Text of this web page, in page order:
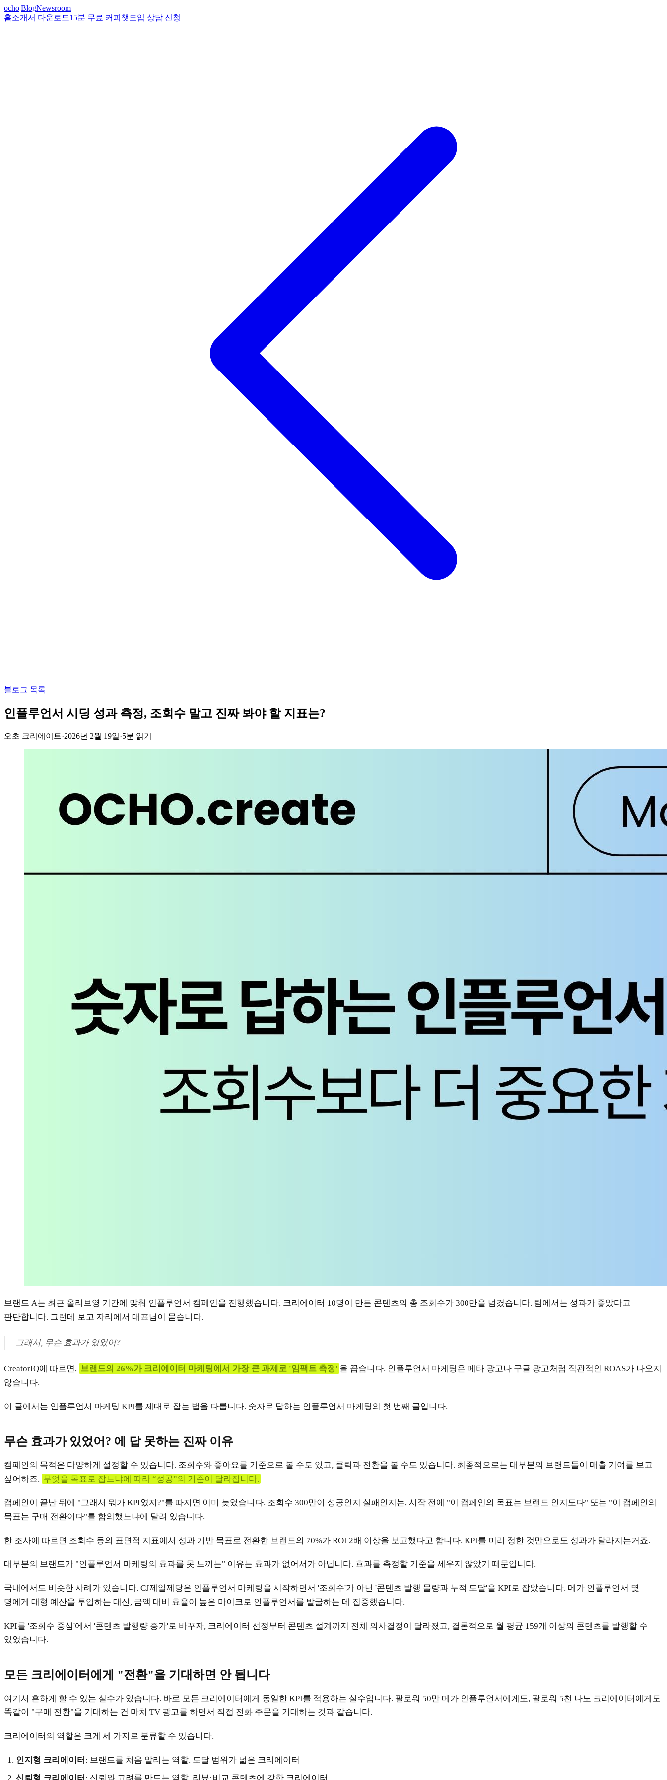
ocho|BlogNewsroom
홈소개서 다운로드15분 무료 커피챗 도입 상담 신청
블로그 목록
인플루언서 시딩 성과 측정, 조회수 말고 진짜 봐야 할 지표는?
오초 크리에이트·2026년 2월 19일·5분 읽기
브랜드 A는 최근 올리브영 기간에 맞춰 인플루언서 캠페인을 진행했습니다. 크리에이터 10명이 만든 콘텐츠의 총 조회수가 300만을 넘겼습니다. 팀에서는 성과가 좋았다고
판단합니다. 그런데 보고 자리에서 대표님이 묻습니다.
그래서, 무슨 효과가 있었어?
CreatorIQ에 따르면, 브랜드의 26%가 크리에이터 마케팅에서 가장 큰 과제로 '임팩트 측정' 을 꼽습니다. 인플루언서 마케팅은 메타 광고나 구글 광고처럼 직관적인 ROAS가 나오지
않습니다.
이 글에서는 인플루언서 마케팅 KPI를 제대로 잡는 법을 다룹니다. 숫자로 답하는 인플루언서 마케팅의 첫 번째 글입니다.
무슨 효과가 있었어? 에 답 못하는 진짜 이유
캠페인의 목적은 다양하게 설정할 수 있습니다. 조회수와 좋아요를 기준으로 볼 수도 있고, 클릭과 전환을 볼 수도 있습니다. 최종적으로는 대부분의 브랜드들이 매출 기여를 보고
싶어하죠. 무엇을 목표로 잡느냐에 따라 “성공”의 기준이 달라집니다.
캠페인이 끝난 뒤에 "그래서 뭐가 KPI였지?"를 따지면 이미 늦었습니다. 조회수 300만이 성공인지 실패인지는, 시작 전에 "이 캠페인의 목표는 브랜드 인지도다" 또는 "이 캠페인의
목표는 구매 전환이다"를 합의했느냐에 달려 있습니다.
한 조사에 따르면 조회수 등의 표면적 지표에서 성과 기반 목표로 전환한 브랜드의 70%가 ROI 2배 이상을 보고했다고 합니다. KPI를 미리 정한 것만으로도 성과가 달라지는거죠.
대부분의 브랜드가 "인플루언서 마케팅의 효과를 못 느끼는" 이유는 효과가 없어서가 아닙니다. 효과를 측정할 기준을 세우지 않았기 때문입니다.
국내에서도 비슷한 사례가 있습니다. CJ제일제당은 인플루언서 마케팅을 시작하면서 '조회수'가 아닌 '콘텐츠 발행 물량과 누적 도달'을 KPI로 잡았습니다. 메가 인플루언서 몇
명에게 대형 예산을 투입하는 대신, 금액 대비 효율이 높은 마이크로 인플루언서를 발굴하는 데 집중했습니다.
KPI를 '조회수 중심'에서 '콘텐츠 발행량 증가'로 바꾸자, 크리에이터 선정부터 콘텐츠 설계까지 전체 의사결정이 달라졌고, 결론적으로 월 평균 159개 이상의 콘텐츠를 발행할 수
있었습니다.
모든 크리에이터에게 "전환"을 기대하면 안 됩니다
여기서 흔하게 할 수 있는 실수가 있습니다. 바로 모든 크리에이터에게 동일한 KPI를 적용하는 실수입니다. 팔로워 50만 메가 인플루언서에게도, 팔로워 5천 나노 크리에이터에게도
똑같이 "구매 전환"을 기대하는 건 마치 TV 광고를 하면서 직접 전화 주문을 기대하는 것과 같습니다.
크리에이터의 역할은 크게 세 가지로 분류할 수 있습니다.
인지형 크리에이터 : 브랜드를 처음 알리는 역할. 도달 범위가 넓은 크리에이터
신뢰형 크리에이터 : 신뢰와 고려를 만드는 역할. 리뷰·비교 콘텐츠에 강한 크리에이터